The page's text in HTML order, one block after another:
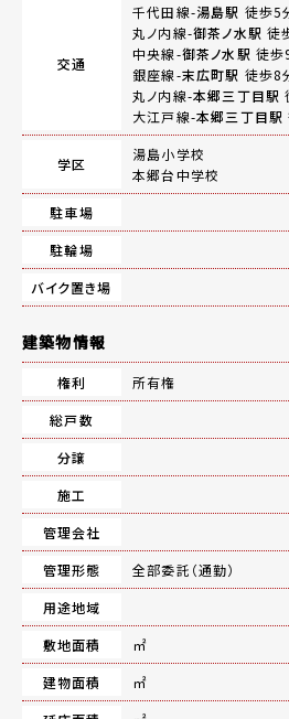
交通
千代田線-湯島駅 徒歩5
丸ノ内線-御茶ノ水駅 徒
中央線-御茶ノ水駅 徒歩
銀座線-末広町駅 徒歩8
丸ノ内線-本郷三丁目駅
大江戸線-本郷三丁目駅
学区
湯島小学校
本郷台中学校
駐車場
駐輪場
バイク置き場
建築物情報
権利
所有権
総戸数
分譲
施工
管理会社
管理形態
全部委託（通勤）
用途地域
敷地面積
㎡
建物面積
㎡